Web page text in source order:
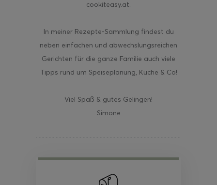
cookiteasy.at.
In meiner Rezepte-Sammlung findest du
neben einfachen und abwechslungsreichen
Gerichten für die ganze Familie auch viele
Tipps rund um Speiseplanung, Küche & Co!
Viel Spaß & gutes Gelingen!
Simone